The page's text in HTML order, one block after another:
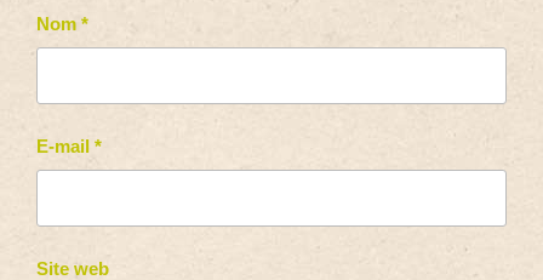
Nom *
E-mail *
Site web